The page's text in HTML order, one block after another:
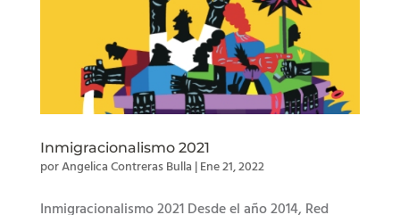
Inmigracionalismo 2021
porAngelica Contreras Bulla |Ene 21, 2022
Inmigracionalismo 2021 Desde el año 2014, Red